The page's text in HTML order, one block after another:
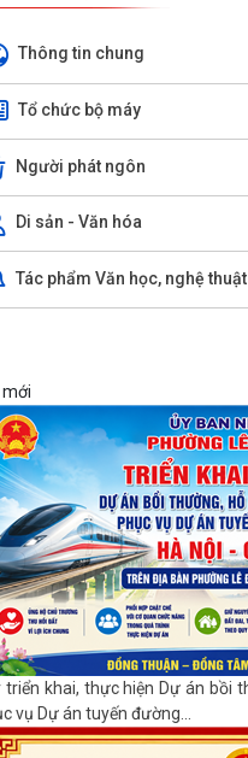
Thông tin chung
Tổ chức bộ máy
Người phát ngôn
Di sản - Văn hóa
Tác phẩm Văn học, nghệ thuật
mới